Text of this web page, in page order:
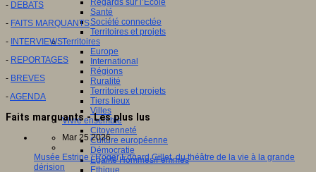
Regards sur l’Ecole
Santé
Société connectée
Territoires et projets
Territoires
Europe
International
Régions
Ruralité
Territoires et projets
Tiers lieux
Villes
Vivre ensemble
Citoyenneté
Culture européenne
Démocratie
Egalité Hommes/Femmes
Ethique
- DEBATS
- FAITS MARQUANTS
- INTERVIEWS
- REPORTAGES
- BREVES
-AGENDA
Faits marquants - Les plus lus
Mar 25 2026
Musée Estrine : Roger Edgard Gillet, du théâtre de la vie à la grande
dérision